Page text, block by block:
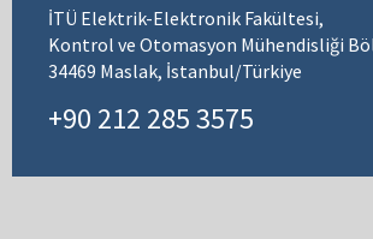
İTÜ Elektrik-Elektronik Fakültesi,
Kontrol ve Otomasyon Mühendisliği
34469 Maslak, İstanbul/Türkiye
+90 212 285 3575